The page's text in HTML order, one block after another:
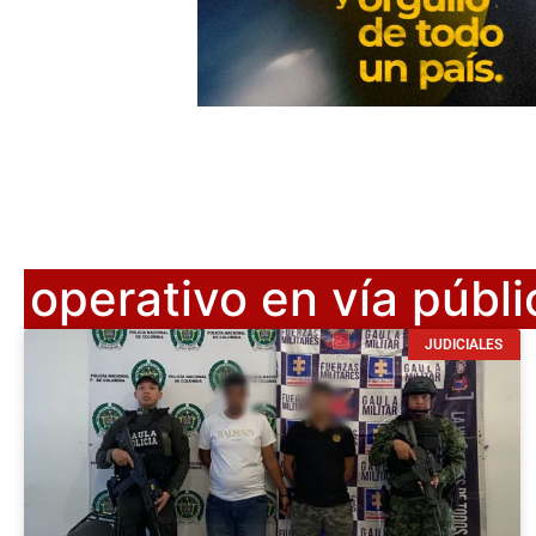
operativo en vía
JUDICIALES